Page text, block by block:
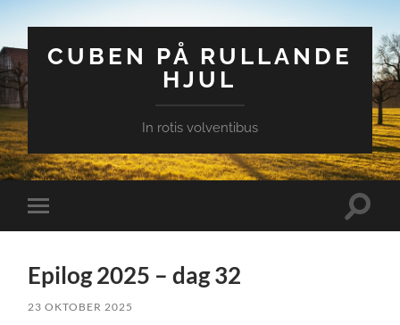
CUBEN PÅ RULLANDE
HJUL
In rotis volventibus
Slå
på/av
Slå
Epilog 2025 – dag 32
23 OKTOBER 2025